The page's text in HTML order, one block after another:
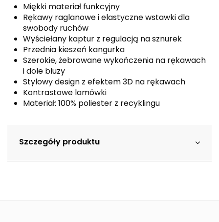
Miękki materiał funkcyjny
Rękawy raglanowe i elastyczne wstawki dla
swobody ruchów
Wyściełany kaptur z regulacją na sznurek
Przednia kieszeń kangurka
Szerokie, żebrowane wykończenia na rękawach
i dole bluzy
Stylowy design z efektem 3D na rękawach
Kontrastowe lamówki
Materiał: 100% poliester z recyklingu
Szczegóły produktu